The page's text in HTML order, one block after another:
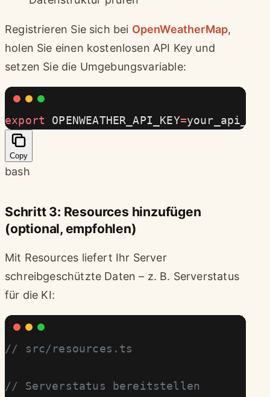
Registrieren Sie sich bei OpenWeatherMap,
holen Sie einen kostenlosen API Key und
setzen Sie die Umgebungsvariable:
export OPENWEATHER_API_KEY=
Copy
bash
Schritt 3: Resources hinzufügen
(optional, empfohlen)
Mit Resources liefert Ihr Server
schreibgeschützte Daten – z. B. Serverstatus
für die KI:
// src/resources.ts
// Serverstatus bereitstellen